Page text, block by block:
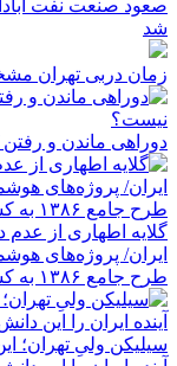
صعود صنعت نفت
شد
زمان دربی تهران
دوراهی ماندن و
گلایه اطهاری از عدم
ایران/ پروژه‌های
طرح جامع ۱۳۸۶ به کشور آسیب زد